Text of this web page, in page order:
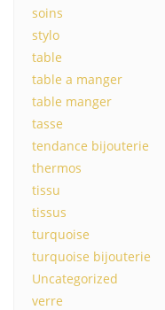
soins
stylo
table
table a manger
table manger
tasse
tendance bijouterie
thermos
tissu
tissus
turquoise
turquoise bijouterie
Uncategorized
verre